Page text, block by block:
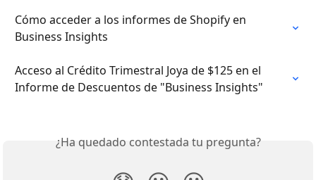
Cómo acceder a los informes de Shopify en
Business Insights
Acceso al Crédito Trimestral Joya de $125 en el
Informe de Descuentos de "Business Insights"
¿Ha quedado contestada tu pregunta?